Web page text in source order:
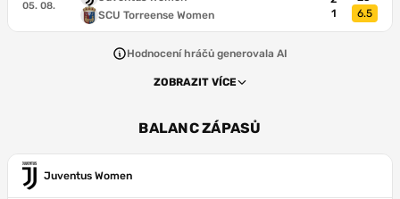
05. 08.
SCU Torreense Women
1
6.5
Hodnocení hráčů generovala AI
ZOBRAZIT VÍCE
BALANC ZÁPASŮ
Juventus Women